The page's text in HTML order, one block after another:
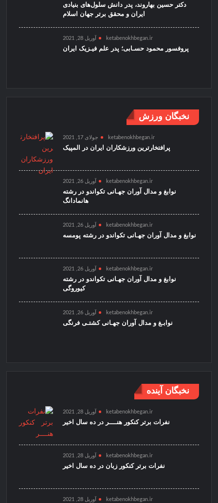
دکتر حسین بهاروند، پدر دانش سلول‌های بنیادی
ایران و محقق برتر جهان اسلام
ketabenokhbegan.ir آوریل 28, 2021
پروفسور محمود حسـابی؛ پدر علم فیـزیک ایران
نخبگان ورزش
ketabenokhbegan.ir جولای 17, 2021
پرافتخارترین ورزشکاران ایران در المپیک
ketabenokhbegan.ir آوریل 26, 2021
نوابغ و مدال آوران جهـانی تکواندو در رشته
هانمادانگ
ketabenokhbegan.ir آوریل 26, 2021
نوابغ و مدال آوران جهـانی تکواندو در رشته پومسه
ketabenokhbegan.ir آوریل 26, 2021
نوابغ و مدال آوران جهـانی تکواندو در رشته
کیوروگی
ketabenokhbegan.ir آوریل 26, 2021
نوابـغ و مدال آوران جهـانی کشتـی فرنگی
نخبگان آینده
ketabenokhbegan.ir آوریل 28, 2021
نفرات برتر کنکور هنــــر در ده سال اخیر
ketabenokhbegan.ir آوریل 28, 2021
نفرات برتر کنکور زبان در ده سال اخیر
ketabenokhbegan.ir آوریل 28, 2021